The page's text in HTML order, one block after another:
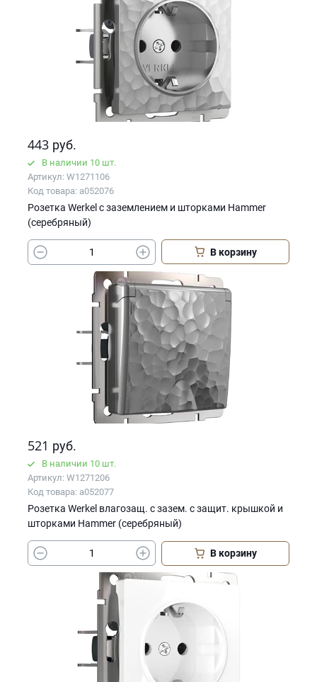
443 руб.
В наличии 10 шт.
Артикул: W1271106
Код товара: a052076
Розетка Werkel с заземлением и шторками Hammer
(серебряный)
В корзину
521 руб.
В наличии 10 шт.
Артикул: W1271206
Код товара: a052077
Розетка Werkel влагозащ. с зазем. с защит. крышкой и
шторками Hammer (серебряный)
В корзину